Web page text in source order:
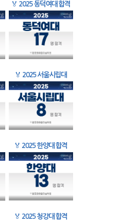
🏅 2025 동덕여대 합격
🏅 2025 서울시립대
🏅 2025 한양대 합격
🏅 2025 청강대 합격